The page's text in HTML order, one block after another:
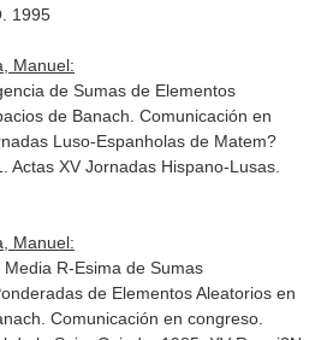
1995
Manuel:
de Sumas de Elementos
de Banach. Comunicación en
Luso-Espanholas de Matem?
Actas XV Jornadas Hispano-Lusas.
Manuel:
R-Esima de Sumas
de Elementos Aleatorios en
Comunicación en congreso.